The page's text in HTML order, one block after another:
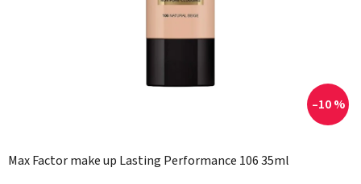
Max Factor make up Lasting Performance 106 35ml
–10 %